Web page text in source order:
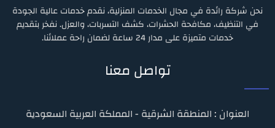
نحن شركة رائدة في مجال الخدمات المنزلية، نقدم خدمات عالية الجودة
في التنظيف، مكافحة الحشرات، كشف التسربات، والعزل. نفخر بتقديم
خدمات متميزة على مدار 24 ساعة لضمان راحة عملائنا.
تواصل معنا
العنوان : المنطقة الشرقية - المملكة العربية السعودية